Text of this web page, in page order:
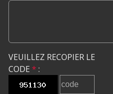
VEUILLEZ RECOPIER LE
CODE * :